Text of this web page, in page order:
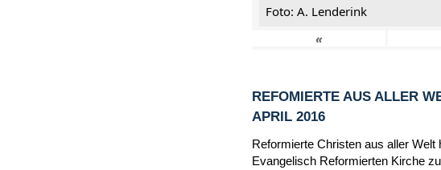
Foto: A. Lenderink
«
REFOMIERTE AUS ALLER
APRIL 2016
Reformierte Christen aus aller
Evangelisch Reformierten Kirche